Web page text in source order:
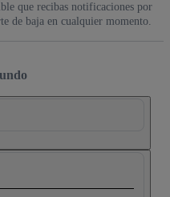
que recibas notificaciones por
de baja en cualquier momento.